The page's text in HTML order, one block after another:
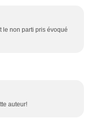
le non parti pris évoqué
auteur!